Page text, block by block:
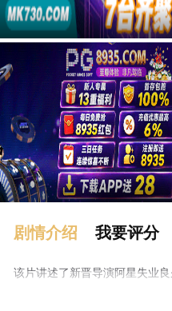
剧情介绍 我要评分
该片讲述了新晋导演阿星失业
开始尝试拍摄一部低俗三级片的